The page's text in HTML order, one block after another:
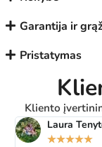
Garantija ir
Pristatymas
Kliento
Laura
★★★★★